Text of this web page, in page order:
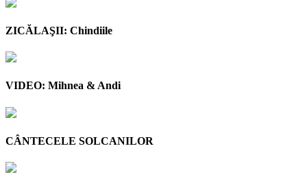
ZICĂLAŞII: Chindiile
VIDEO: Mihnea & Andi
CÂNTECELE SOLCANILOR